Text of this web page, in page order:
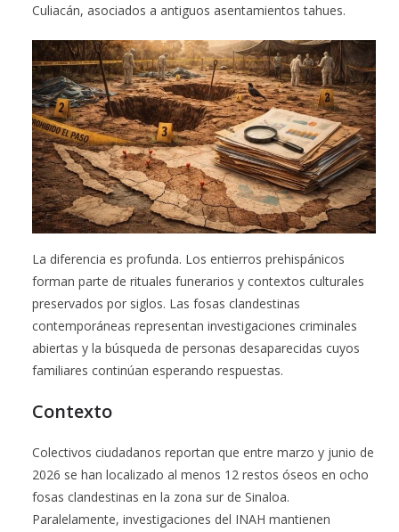
Culiacán, asociados a antiguos asentamientos tahues.
La diferencia es profunda. Los entierros prehispánicos
forman parte de rituales funerarios y contextos culturales
preservados por siglos. Las fosas clandestinas
contemporáneas representan investigaciones criminales
abiertas y la búsqueda de personas desaparecidas cuyos
familiares continúan esperando respuestas.
Contexto
Colectivos ciudadanos reportan que entre marzo y junio de
2026 se han localizado al menos 12 restos óseos en ocho
fosas clandestinas en la zona sur de Sinaloa.
Paralelamente, investigaciones del INAH mantienen